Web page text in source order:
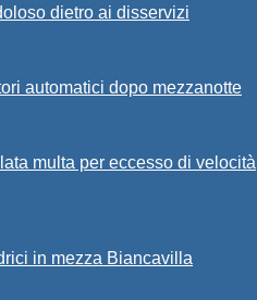
dietro ai disservizi
automatici dopo mezzanotte
multa per eccesso di velocità
in mezza Biancavilla